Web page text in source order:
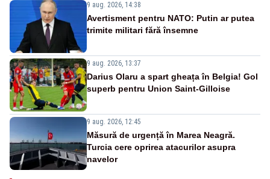
9 aug. 2026, 14:38
Avertisment pentru NATO: Putin ar putea
trimite militari fără însemne
9 aug. 2026, 13:37
Darius Olaru a spart gheața în Belgia! Gol
superb pentru Union Saint-Gilloise
9 aug. 2026, 12:45
Măsură de urgență în Marea Neagră.
Turcia cere oprirea atacurilor asupra
navelor